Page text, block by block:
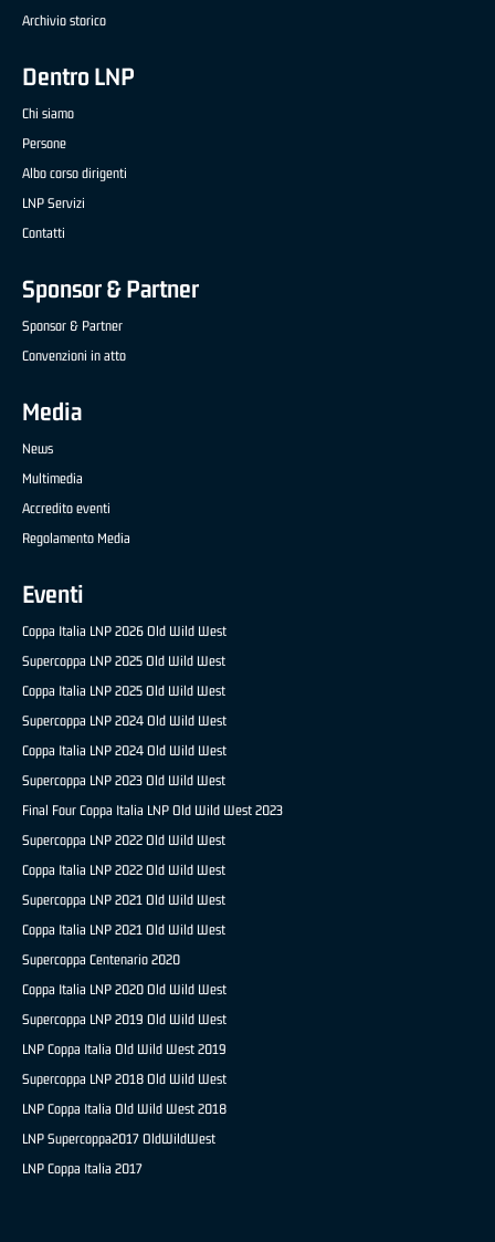
Archivio storico
Dentro LNP
Chi siamo
Persone
Albo corso dirigenti
LNP Servizi
Contatti
Sponsor & Partner
Sponsor & Partner
Convenzioni in atto
Media
News
Multimedia
Accredito eventi
Regolamento Media
Eventi
Coppa Italia LNP 2026 Old Wild West
Supercoppa LNP 2025 Old Wild West
Coppa Italia LNP 2025 Old Wild West
Supercoppa LNP 2024 Old Wild West
Coppa Italia LNP 2024 Old Wild West
Supercoppa LNP 2023 Old Wild West
Final Four Coppa Italia LNP Old Wild West 2023
Supercoppa LNP 2022 Old Wild West
Coppa Italia LNP 2022 Old Wild West
Supercoppa LNP 2021 Old Wild West
Coppa Italia LNP 2021 Old Wild West
Supercoppa Centenario 2020
Coppa Italia LNP 2020 Old Wild West
Supercoppa LNP 2019 Old Wild West
LNP Coppa Italia Old Wild West 2019
Supercoppa LNP 2018 Old Wild West
LNP Coppa Italia Old Wild West 2018
LNP Supercoppa2017 OldWildWest
LNP Coppa Italia 2017